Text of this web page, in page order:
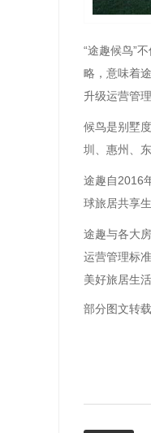
“途趣候鸟”
略，意味着
升级运营管
候鸟是别墅
圳、惠州、
途趣自2016
球旅居共享
途趣与各大
运营管理标
美好旅居生
部分图文转